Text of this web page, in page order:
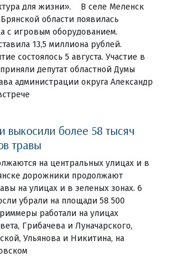
для жизни». В селе Меленск
области появилась
с игровым оборудованием.
13,5 миллиона рублей.
состоялось 5 августа. Участие в
депутат областной Думы
администрации округа Александр
выкосили более 58 тысяч
травы
на центральных улицах и в
дорожники продолжают
на улицах и в зеленых зонах. 6
убрали на площади 58 500
работали на улицах
Грибачева и Луначарского,
Ульянова и Никитина, на